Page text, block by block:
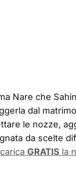
Nare che
dal
le nozze,
da scelte
GRATIS la